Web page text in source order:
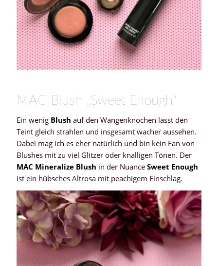
MAC Blush „Sweet Enough“
Ein wenig Blush auf den Wangenknochen lässt den
Teint gleich strahlen und insgesamt wacher aussehen.
Dabei mag ich es eher natürlich und bin kein Fan von
Blushes mit zu viel Glitzer oder knalligen Tönen. Der
MAC Mineralize Blush in der Nuance Sweet Enough
ist ein hübsches Altrosa mit peachigem Einschlag.